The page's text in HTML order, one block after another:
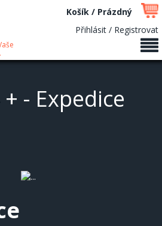
Košík / Prázdný
Přihlásit / Registrovat
- Expedice